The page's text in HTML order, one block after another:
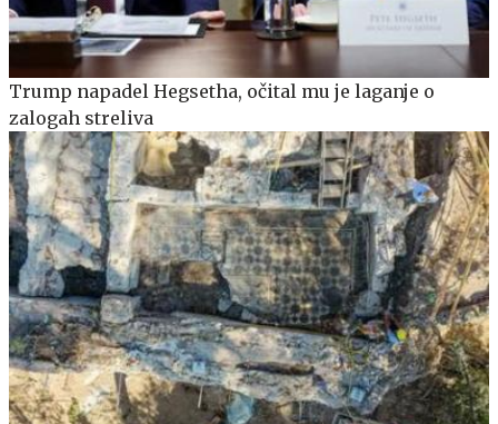
Trump napadel Hegsetha, očital mu je laganje o
zalogah streliva